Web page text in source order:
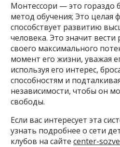
Монтессори — это гораздо
метод обучения; Это целая
способствует развитию
человека. Это значит
своего максимального
момент его жизни, уважая
используя его интерес,
способностям и
независимости, чтобы он
свободы.
Если вас интересует эта
узнать подробнее о сети
клубов на сайтеcenter-